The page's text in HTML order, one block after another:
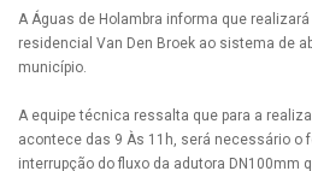
A Águas de Holambra informa que
residencial Van Den Broek ao sistema de
município.
A equipe técnica ressalta que para a
acontece das 9 Às 11h, será necessário o
interrupção do fluxo da adutora DN100mm